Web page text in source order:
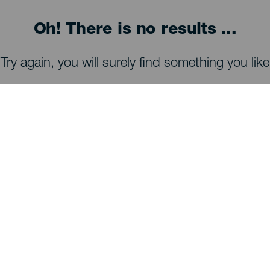
Oh! There is no results ...
Try again, you will surely find something you like